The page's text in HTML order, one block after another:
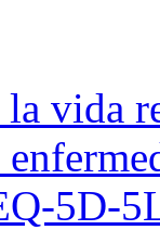
vida
5D-